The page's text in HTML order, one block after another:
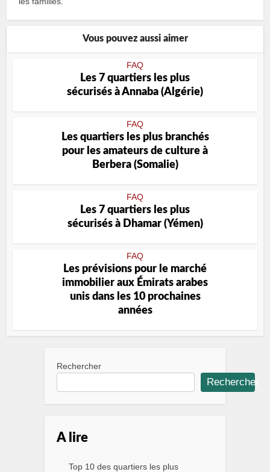
Vous pouvez aussi aimer
FAQ
Les 7 quartiers les plus
sécurisés à Annaba (Algérie)
FAQ
Les quartiers les plus branchés
pour les amateurs de culture à
Berbera (Somalie)
FAQ
Les 7 quartiers les plus
sécurisés à Dhamar (Yémen)
FAQ
Les prévisions pour le marché
immobilier aux Émirats arabes
unis dans les 10 prochaines
années
Rechercher
Rechercher
A lire
Top 10 des quartiers les plus